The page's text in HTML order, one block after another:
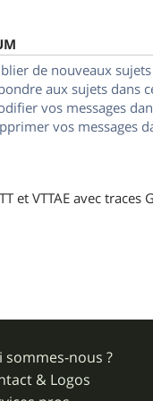
de nouveaux
aux sujets dans
vos messages
vos messages
et VTTAE avec traces
sommes-nous ?
& Logos